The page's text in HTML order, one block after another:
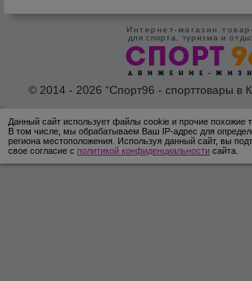
Интернет-магазин
для спорта, туризма и
© 2014 - 2026 “Спорт96 - спорттовары в
Данный сайт использует файлы cookie и прочие похожие
В том числе, мы обрабатываем Ваш IP-адрес для
региона местоположения. Используя данный сайт, вы
свое согласие с политикой конфиденциальности сайта.